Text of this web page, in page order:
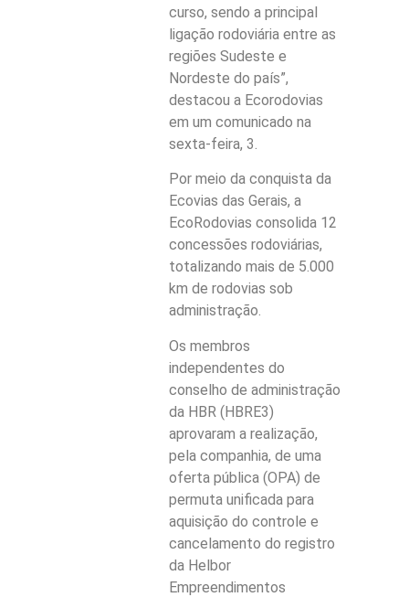
curso, sendo a principal
ligação rodoviária entre as
regiões Sudeste e
Nordeste do país”,
destacou a Ecorodovias
em um comunicado na
sexta-feira, 3.
Por meio da conquista da
Ecovias das Gerais, a
EcoRodovias consolida 12
concessões rodoviárias,
totalizando mais de 5.000
km de rodovias sob
administração.
Os membros
independentes do
conselho de administração
da HBR (HBRE3)
aprovaram a realização,
pela companhia, de uma
oferta pública (OPA) de
permuta unificada para
aquisição do controle e
cancelamento do registro
da Helbor
Empreendimentos